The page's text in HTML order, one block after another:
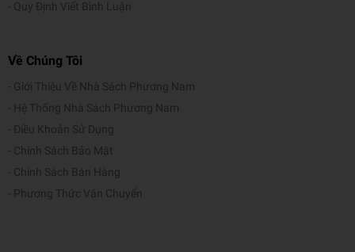
Quy Định Viết Bình Luận
Về Chúng Tôi
Giới Thiệu Về Nhà Sách Phương Nam
Hệ Thống Nhà Sách Phương Nam
Điều Khoản Sử Dụng
Chính Sách Bảo Mật
Chính Sách Bán Hàng
Phương Thức Vận Chuyển